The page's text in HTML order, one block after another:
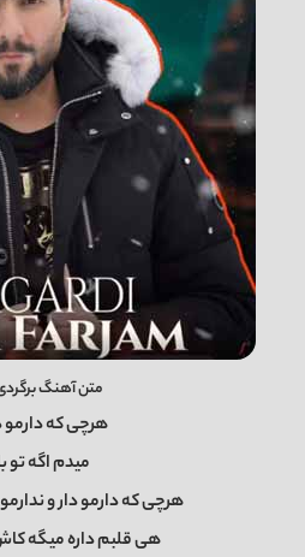
متن آهنگ
هرچی که دارمو
میدم اگه تو
هرچی که دارمو دار و
هی قلبم داره میگه